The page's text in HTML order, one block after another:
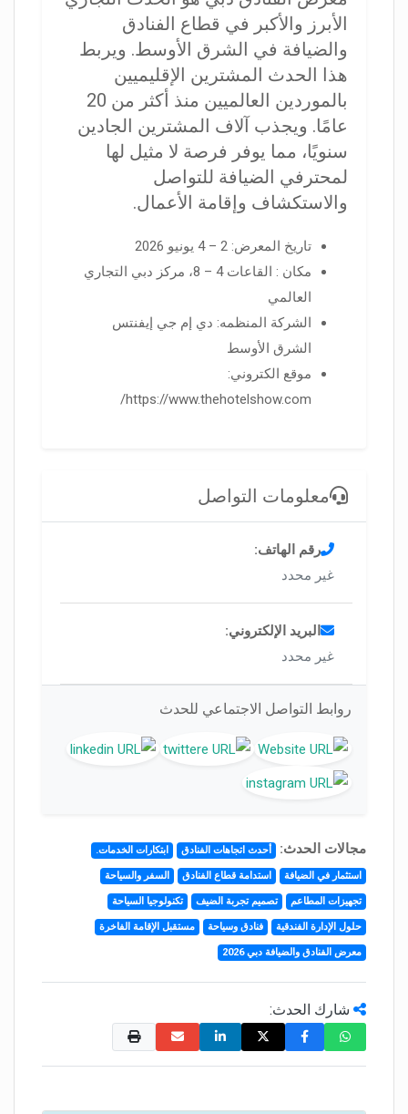
الأبرز والأكبر في قطاع الفنادق
والضيافة في الشرق الأوسط. ويربط
هذا الحدث المشترين الإقليميين
بالموردين العالميين منذ أكثر من 20
عامًا. ويجذب آلاف المشترين الجادين
سنويًا، مما يوفر فرصة لا مثيل لها
لمحترفي الضيافة للتواصل
والاستكشاف وإقامة الأعمال.
تاريخ المعرض: 2 – 4 يونيو 2026
مكان : القاعات 4 – 8، مركز دبي التجاري
العالمي
الشركة المنظمه: دي إم جي إيفنتس
الشرق الأوسط
موقع الكتروني:
https://www.thehotelshow.com/
معلومات التواصل
رقم الهاتف:
غير محدد
البريد الإلكتروني:
غير محدد
روابط التواصل الاجتماعي للحدث
مجالات الحدث: أحدث اتجاهات الفنادق ابتكارات الخدمات.
استثمار في الضيافة استدامة قطاع الفنادق السفر والسياحة
تجهيزات المطاعم تصميم تجربة الضيف تكنولوجيا السياحة
حلول الإدارة الفندقية فنادق وسياحة مستقبل الإقامة الفاخرة
معرض الفنادق والضيافة دبي 2026
شارك الحدث: